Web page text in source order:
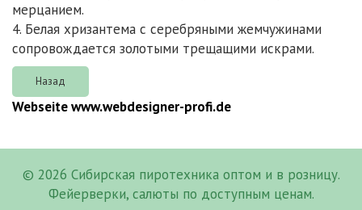
мерцанием.
4. Белая хризантема с серебряными жемчужинами
сопровождается золотыми трещащими искрами.
Webseite www.webdesigner-profi.de
© 2026 Сибирская пиротехника оптом и в розницу.
Фейерверки, салюты по доступным ценам.